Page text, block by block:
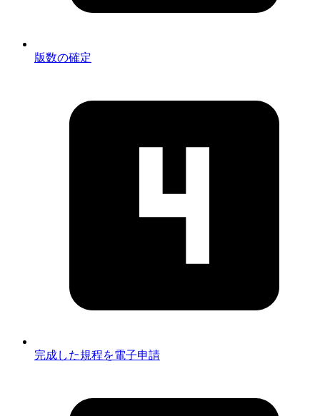
版数の確定
完成した規程を電子申請